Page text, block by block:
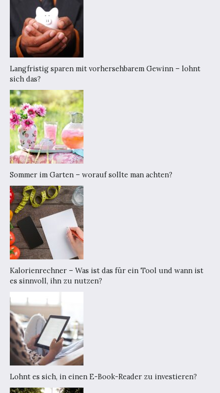
Langfristig sparen mit vorhersehbarem Gewinn – lohnt
sich das?
Sommer im Garten – worauf sollte man achten?
Kalorienrechner – Was ist das für ein Tool und wann ist
es sinnvoll, ihn zu nutzen?
Lohnt es sich, in einen E-Book-Reader zu investieren?